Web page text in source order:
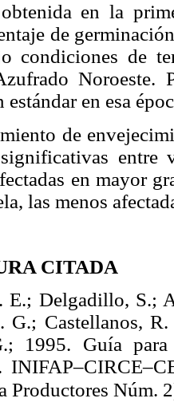
en la
de
condiciones de
Noroeste.
estándar en esa
de
entre
en mayor
las menos
CITADA
E.; Delgadillo, S.;
G.; Castellanos,
1995. Guía
Productores Núm.